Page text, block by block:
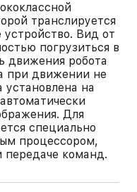
транслируется
Вид от
погрузиться в
движения робота
при движении не
на
Для
специально
процессором,
команд.